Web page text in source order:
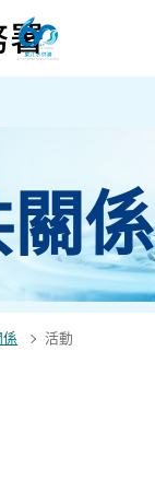
係
係 活動